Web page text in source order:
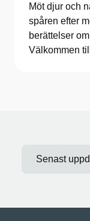
Möt djur och
spåren efter
berättelser
Välkommen
Senast